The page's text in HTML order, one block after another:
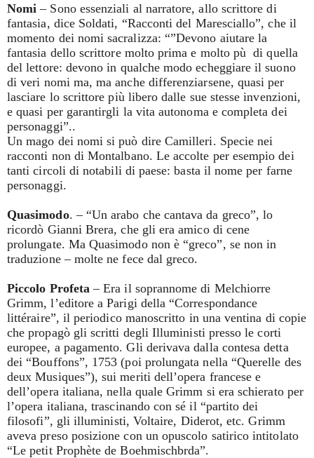
Nomi– Sono essenziali al narratore, allo scrittore di
fantasia, dice Soldati, “Racconti del Maresciallo”, che il
momento dei nomi sacralizza: “”Devono aiutare la
fantasia dello scrittore molto prima e molto pù di quella
del lettore: devono in qualche modo echeggiare il suono
di veri nomi ma, ma anche differenziarsene, quasi per
lasciare lo scrittore più libero dalle sue stesse invenzioni,
e quasi per garantirgli la vita autonoma e completa dei
personaggi”..
Un mago dei nomi si può dire Camilleri. Specie nei
racconti non di Montalbano. Le accolte per esempio dei
tanti circoli di notabili di paese: basta il nome per farne
personaggi.
Quasimodo. – “Un arabo che cantava da greco”, lo
ricordò Gianni Brera, che gli era amico di cene
prolungate. Ma Quasimodo non è “greco”, se non in
traduzione – molte ne fece dal greco.
Piccolo Profeta – Era il soprannome di Melchiorre
Grimm, l’editore a Parigi della “Correspondance
littéraire”, il periodico manoscritto in una ventina di copie
che propagò gli scritti degli Illuministi presso le corti
europee, a pagamento. Gli derivava dalla contesa detta
dei “Bouffons”, 1753 (poi prolungata nella “Querelle des
deux Musiques”), sui meriti dell’opera francese e
dell’opera italiana, nella quale Grimm si era schierato per
l’opera italiana, trascinando con sé il “partito dei
filosofi”, gli illuministi, Voltaire, Diderot, etc. Grimm
aveva preso posizione con un opuscolo satirico intitolato
“Le petit Prophète de Boehmischbrda”.